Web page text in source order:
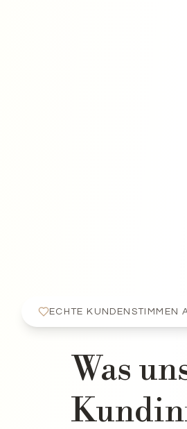
ECHTE KUNDENSTIMMEN
Was